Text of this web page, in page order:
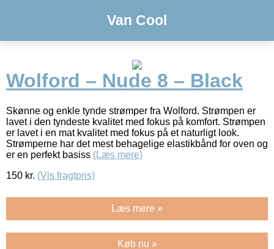
Van Cool
Wolford – Nude 8 – Black
Skønne og enkle tynde strømper fra Wolford. Strømpen er
lavet i den tyndeste kvalitet med fokus på komfort. Strømpen
er lavet i en mat kvalitet med fokus på et naturligt look.
Strømperne har det mest behagelige elastikbånd for oven og
er en perfekt basiss (Læs mere)
150 kr. (Vis fragtpris)
Læs mere »
Køb nu »